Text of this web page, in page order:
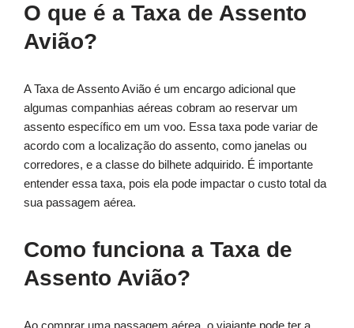
O que é a Taxa de Assento
Avião?
A Taxa de Assento Avião é um encargo adicional que
algumas companhias aéreas cobram ao reservar um
assento específico em um voo. Essa taxa pode variar de
acordo com a localização do assento, como janelas ou
corredores, e a classe do bilhete adquirido. É importante
entender essa taxa, pois ela pode impactar o custo total da
sua passagem aérea.
Como funciona a Taxa de
Assento Avião?